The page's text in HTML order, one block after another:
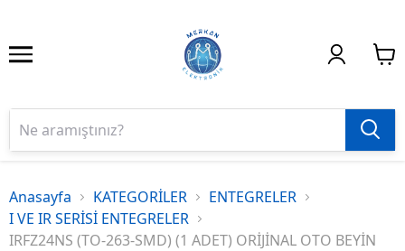
Anasayfa KATEGORİLER
ENTEGRELER
I VE IR SERİSİ ENTEGRELER
IRFZ24NS (TO-263-SMD) (1 ADET) ORİJİNAL OTO BEYİN